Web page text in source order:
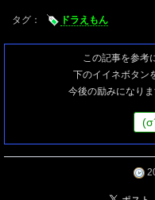
タグ： ドラえもん
この記事を参考
下のイイネボタン
今後の励みになり
(σ